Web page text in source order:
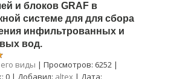
и блоков GRAF в
системе для для сбора
инфильтрованных и
вод.
виды | Просмотров: 6252 |
0 | Добавил: altex | Дата: